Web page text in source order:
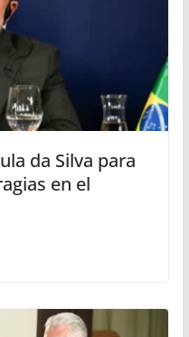
da Silva para
en el